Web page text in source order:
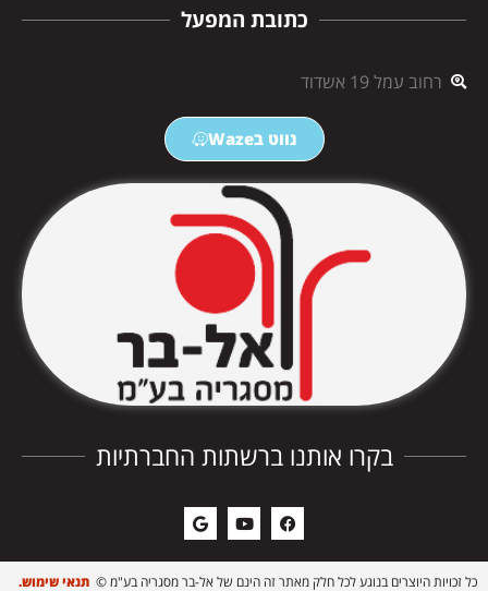
בקרו אותנו ברשתות החברתיות
כתובת המפעל
רחוב עמל 19 אשדוד
נווט בWaze
כל זכויות היוצרים בנוגע לכל חלק מאתר זה הינם של אל-בר מסגריה בע"מ © תנאי שימוש.